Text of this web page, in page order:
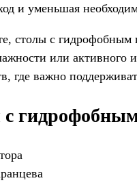
и уменьшая
столы с
или активного
где важно